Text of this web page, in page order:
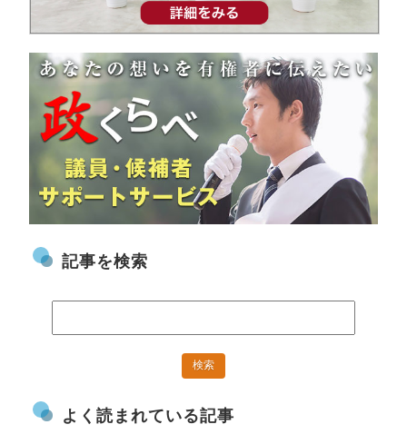
記事を検索
よく読まれている記事